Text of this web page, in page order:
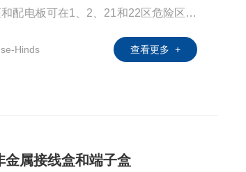
配电板可在1、2、21和22区危险区域
接变压器和手磨机），以便可以安全
Hinds 查看更多 +
属接线盒和端子盒